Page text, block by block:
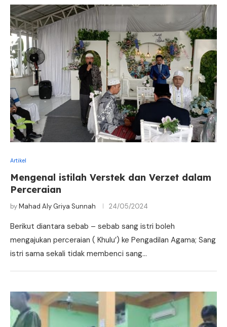
Artikel
Mengenal istilah Verstek dan Verzet dalam
Perceraian
byMahad Aly Griya Sunnah 24/05/2024
Berikut diantara sebab – sebab sang istri boleh
mengajukan perceraian ( Khulu’) ke Pengadilan Agama; Sang
istri sama sekali tidak membenci sang…